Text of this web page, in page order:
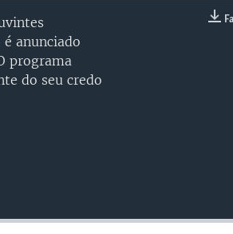
anunciado
programa
do seu credo